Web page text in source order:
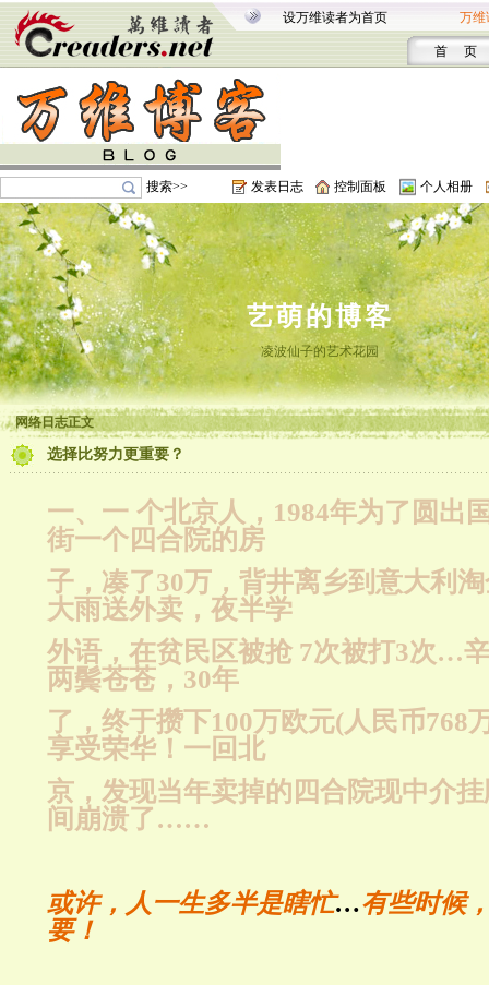
设万维读者为首页 万维
首 页
搜索>> 发表日志 控制面板 个人相册
艺萌的博客
凌波仙子的艺术花园
网络日志正文
选择比努力更重要？
一、 一 个北京人， 1984年为了圆出
街一个四合院的房
子，凑了30万，背井离乡到意大利
大雨送外卖，夜半学
外语，在贫民区被抢 7次被打3次…
两鬓苍苍， 30年
了，终于攒下100万欧元(人民币768
享受荣华！一回北
京，发现当年卖掉的四合院现中介
间崩溃了……
或许，人一生多半是瞎忙…有些时候
要！